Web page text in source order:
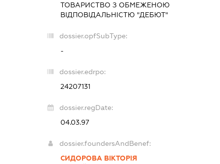
ТОВАРИСТВО З ОБМЕЖЕНОЮ
ВІДПОВІДАЛЬНІСТЮ "ДЕБЮТ"
dossier.opfSubType:
-
dossier.edrpo:
24207131
dossier.regDate:
04.03.97
dossier.foundersAndBenef:
СИДОРОВА ВІКТОРІЯ